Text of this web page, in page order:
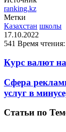
ranking.kz
Метки
Казахстан школы
17.10.2022
541 Время
Курс валют
Сфера
услуг в
Статьи по